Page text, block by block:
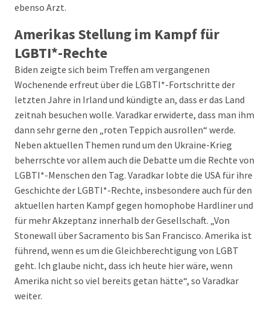
ebenso Arzt.
Amerikas Stellung im Kampf für
LGBTI*-Rechte
Biden zeigte sich beim Treffen am vergangenen
Wochenende erfreut über die LGBTI*-Fortschritte der
letzten Jahre in Irland und kündigte an, dass er das Land
zeitnah besuchen wolle. Varadkar erwiderte, dass man ihm
dann sehr gerne den „roten Teppich ausrollen“ werde.
Neben aktuellen Themen rund um den Ukraine-Krieg
beherrschte vor allem auch die Debatte um die Rechte von
LGBTI*-Menschen den Tag. Varadkar lobte die USA für ihre
Geschichte der LGBTI*-Rechte, insbesondere auch für den
aktuellen harten Kampf gegen homophobe Hardliner und
für mehr Akzeptanz innerhalb der Gesellschaft. „Von
Stonewall über Sacramento bis San Francisco. Amerika ist
führend, wenn es um die Gleichberechtigung von LGBT
geht. Ich glaube nicht, dass ich heute hier wäre, wenn
Amerika nicht so viel bereits getan hätte“, so Varadkar
weiter.